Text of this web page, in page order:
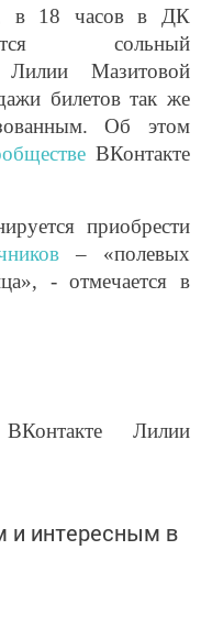
в 18 часов в ДК
сольный
Лилии Мазитовой
билетов так же
Об этом
ВКонтакте
приобрести
– «полевых
- отмечается в
Лилии
интересным в